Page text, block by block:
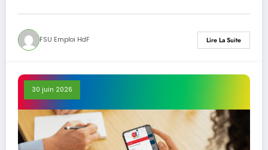
FSU Emploi HdF Lire La Suite
30 juin 2026